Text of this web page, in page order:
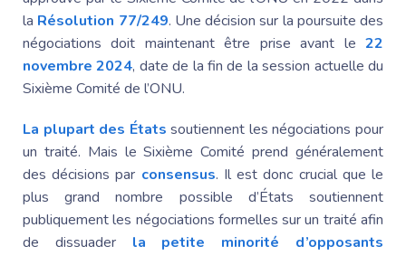
la Résolution 77/249. Une décision sur la poursuite des
négociations doit maintenant être prise avant le 22
novembre 2024, date de la fin de la session actuelle du
Sixième Comité de l’ONU.
La plupart des États soutiennent les négociations pour
un traité. Mais le Sixième Comité prend généralement
des décisions par consensus. Il est donc crucial que le
plus grand nombre possible d’États soutiennent
publiquement les négociations formelles sur un traité afin
de dissuader la petite minorité d’opposants